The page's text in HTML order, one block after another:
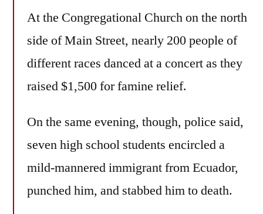
At the Congregational Church on the north
side of Main Street, nearly 200 people of
different races danced at a concert as they
raised $1,500 for famine relief.
On the same evening, though, police said,
seven high school students encircled a
mild-mannered immigrant from Ecuador,
punched him, and stabbed him to death.